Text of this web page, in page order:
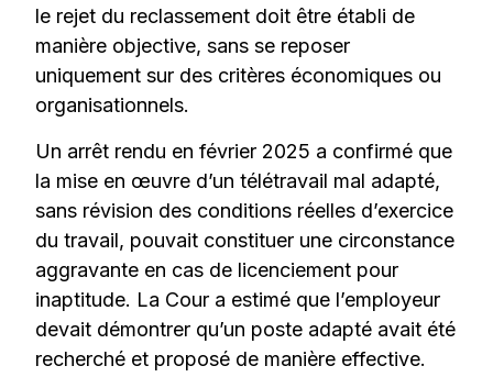
le rejet du reclassement doit être établi de
manière objective, sans se reposer
uniquement sur des critères économiques ou
organisationnels.
Un arrêt rendu en février 2025 a confirmé que
la mise en œuvre d’un télétravail mal adapté,
sans révision des conditions réelles d’exercice
du travail, pouvait constituer une circonstance
aggravante en cas de licenciement pour
inaptitude. La Cour a estimé que l’employeur
devait démontrer qu’un poste adapté avait été
recherché et proposé de manière effective.